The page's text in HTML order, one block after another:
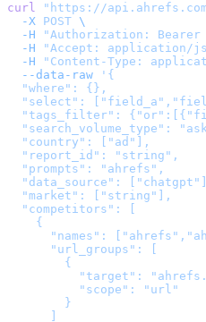
curl " https://
  -X
POST \
  -H
"Authorization: Bearer
  -H
"Accept: application/
  -H
"Content-Type:
  --data-raw
' {
  "where": {},
"select":
"tags_filter":
"search_volume_type":
  "country": ["ad"],
  "report_id": "string",
  "prompts": "ahrefs",
"data_source":
  "market": ["string"],
  "competitors": [
    {
"names":
      "url_groups": [
        {
"target":
          "scope": "url"
        }